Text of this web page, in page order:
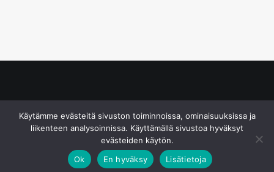
Käytämme evästeitä sivuston toiminnoissa, ominaisuuksissa ja
liikenteen analysoinnissa. Käyttämällä sivustoa hyväksyt
evästeiden käytön.
Ok
En hyväksy Lisätietoja